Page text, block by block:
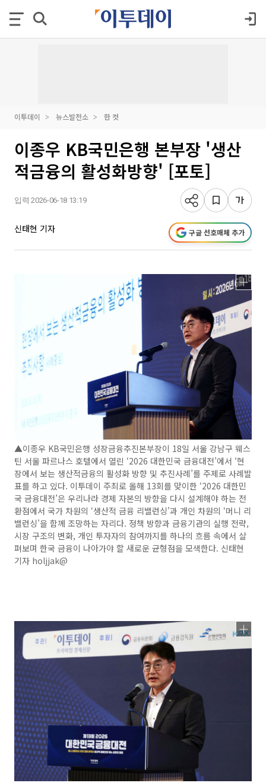
이투데이 뉴스발전소 한 컷
이종우 KB국민은행 본부장 '생산
적금융의 활성화방향' [포토]
입력 2026-06-18 13:19
신태현 기자 구글 선호매체 추가
▲이종우 KB국민은행 성장금융추진본부장이 18일 서울 강남구 웨스
틴 서울 파르나스 호텔에서 열린 ‘2026 대한민국 금융대전’에서 ‘현
장에서 보는 생산적금융의 활성화 방향 및 추진사례’를 주제로 사례발
표를 하고 있다. 이투데이 주최로 올해 13회를 맞이한 ‘2026 대한민
국 금융대전’은 우리나라 경제 자본의 방향을 다시 설계해야 하는 전
환점에서 국가 차원의 ‘생산적 금융 리밸런싱’과 개인 차원의 ‘머니 리
밸런싱’을 함께 조망하는 자리다. 정책 방향과 금융기관의 실행 전략,
시장 구조의 변화, 개인 투자자의 참여까지를 하나의 흐름 속에서 살
펴보며 한국 금융이 나아가야 할 새로운 균형점을 모색한다. 신태현
기자 holjjak@